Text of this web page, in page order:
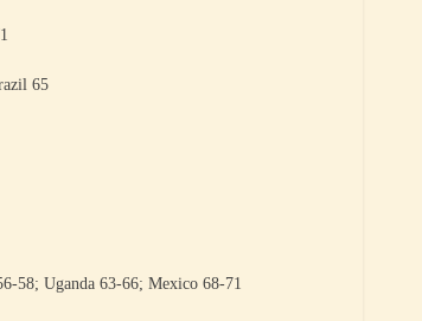
65
58; Uganda 63-66; Mexico 68-71